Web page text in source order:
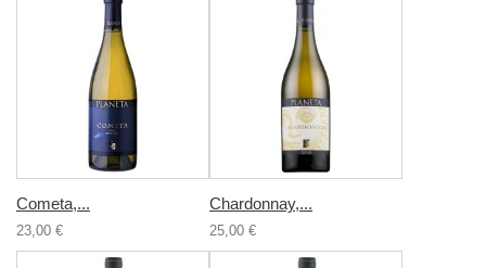
Cometa,...
23,00 €
Chardonnay,...
25,00 €